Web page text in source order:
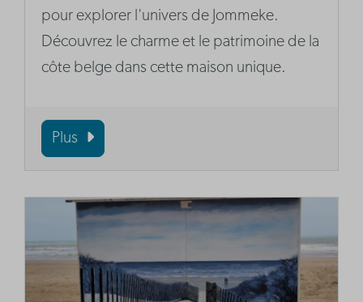
pour explorer l'univers de Jommeke.
Découvrez le charme et le patrimoine de la
côte belge dans cette maison unique.
Plus